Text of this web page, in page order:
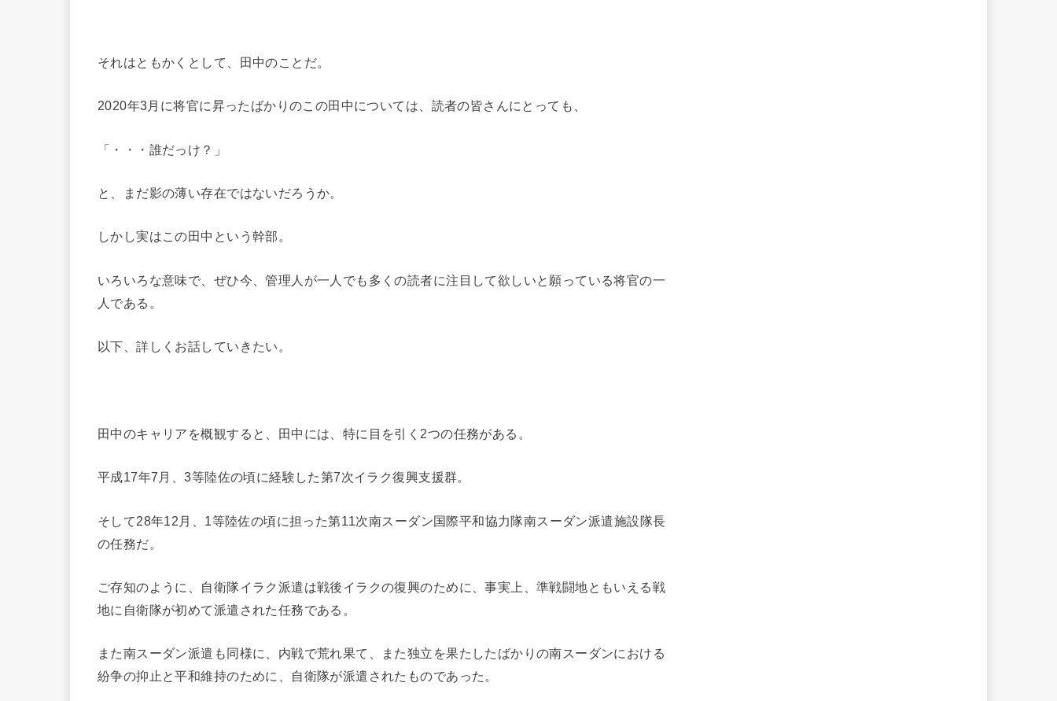
それはともかくとして、田中のことだ。
2020年3月に将官に昇ったばかりのこの田中については、読者の皆さんにとっても、
「・・・誰だっけ？」
と、まだ影の薄い存在ではないだろうか。
しかし実はこの田中という幹部。
いろいろな意味で、ぜひ今、管理人が一人でも多くの読者に注目して欲しいと願っている将官の一
人である。
以下、詳しくお話していきたい。
田中のキャリアを概観すると、田中には、特に目を引く2つの任務がある。
平成17年7月、3等陸佐の頃に経験した第7次イラク復興支援群。
そして28年12月、1等陸佐の頃に担った第11次南スーダン国際平和協力隊南スーダン派遣施設隊長
の任務だ。
ご存知のように、自衛隊イラク派遣は戦後イラクの復興のために、事実上、準戦闘地ともいえる戦
地に自衛隊が初めて派遣された任務である。
また南スーダン派遣も同様に、内戦で荒れ果て、また独立を果たしたばかりの南スーダンにおける
紛争の抑止と平和維持のために、自衛隊が派遣されたものであった。